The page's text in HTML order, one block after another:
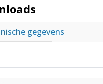
gegevens